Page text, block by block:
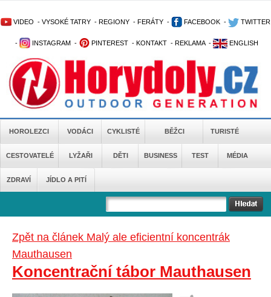
VIDEO - VYSOKÉ TATRY - REGIONY - FERÁTY - FACEBOOK - TWITTER
- INSTAGRAM - PINTEREST - KONTAKT - REKLAMA - ENGLISH
HOROLEZCI VODÁCI CYKLISTÉ BĚŽCI TURISTÉ
CESTOVATELÉ LYŽAŘI DĚTI BUSINESS TEST MÉDIA
ZDRAVÍ JÍDLO A PITÍ
Zpět na článek Malý ale eficientní koncentrák
Mauthausen
Koncentrační tábor Mauthausen